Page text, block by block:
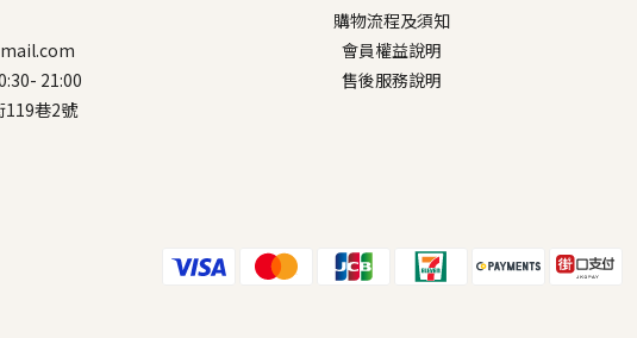
21:00
119巷2號
購物流程及須知
會員權益說明
售後服務說明